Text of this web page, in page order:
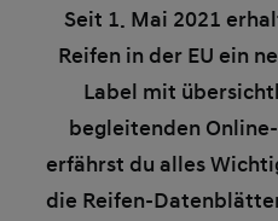
Seit 1. Mai 2021
Reifen in der EU ein
Label mit
begleitenden
erfährst du alles
die Reifen-